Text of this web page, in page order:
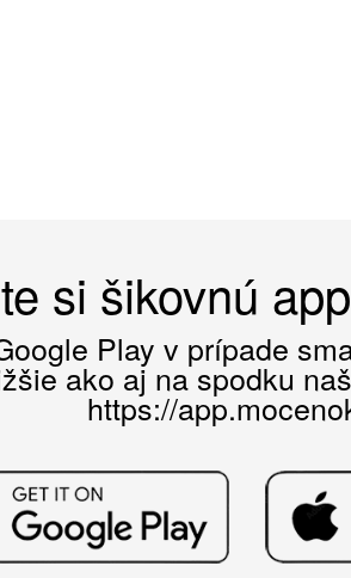
si šikovnú
Play v prípade
ako aj na spodku
https://